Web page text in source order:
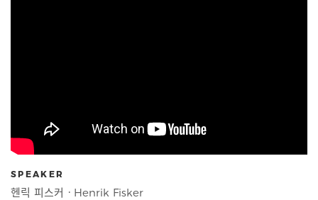
SPEAKER
헨릭 피스커ㆍHenrik Fisker